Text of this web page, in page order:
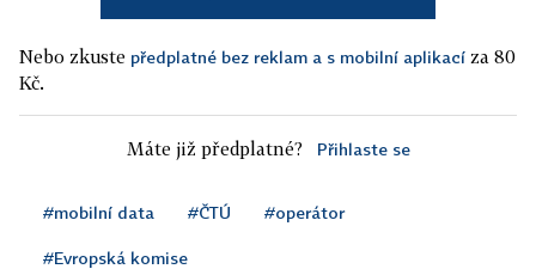
Nebo zkuste předplatné bez reklam a s mobilní aplikací za 80
Kč.
Máte již předplatné? Přihlaste se
#mobilní data #ČTÚ #operátor
#Evropská komise